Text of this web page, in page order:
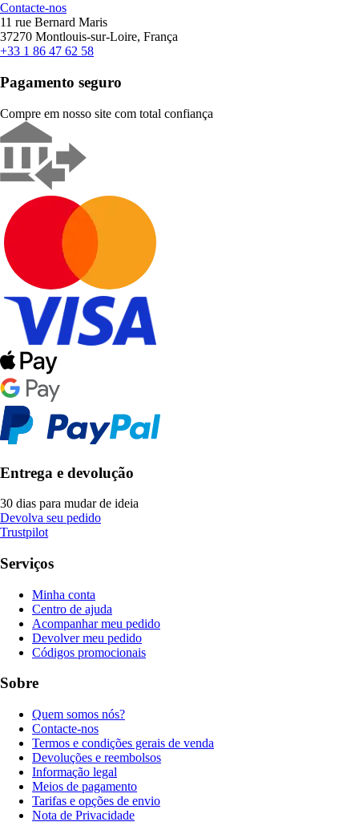
Contacte-nos
11 rue Bernard Maris
37270 Montlouis-sur-Loire, França
+33 1 86 47 62 58
Pagamento seguro
Compre em nosso site com total confiança
Entrega e devolução
30 dias para mudar de ideia
Devolva seu pedido
Trustpilot
Serviços
Minha conta
Centro de ajuda
Acompanhar meu pedido
Devolver meu pedido
Códigos promocionais
Sobre
Quem somos nós?
Contacte-nos
Termos e condições gerais de venda
Devoluções e reembolsos
Informação legal
Meios de pagamento
Tarifas e opções de envio
Nota de Privacidade